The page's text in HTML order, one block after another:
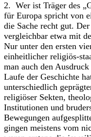
2. Wer ist Träger des
für Europa spricht von
die Sache recht gut.
vergleichbar etwa mit
Nur unter den ersten
einheitlicher religiös-
man auch den
Laufe der Geschichte
unterschiedlich
religiöser Sekten,
Institutionen und
Bewegungen
gingen meistens vom